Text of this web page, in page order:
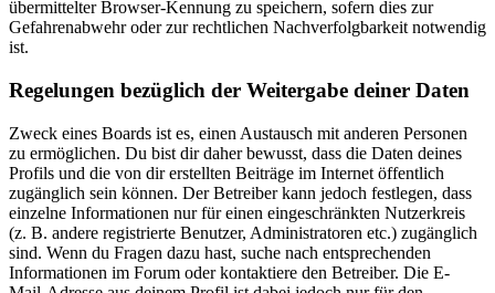
übermittelter Browser-Kennung zu speichern, sofern dies zur
Gefahrenabwehr oder zur rechtlichen Nachverfolgbarkeit notwendig
ist.
Regelungen bezüglich der Weitergabe deiner Daten
Zweck eines Boards ist es, einen Austausch mit anderen Personen
zu ermöglichen. Du bist dir daher bewusst, dass die Daten deines
Profils und die von dir erstellten Beiträge im Internet öffentlich
zugänglich sein können. Der Betreiber kann jedoch festlegen, dass
einzelne Informationen nur für einen eingeschränkten Nutzerkreis
(z. B. andere registrierte Benutzer, Administratoren etc.) zugänglich
sind. Wenn du Fragen dazu hast, suche nach entsprechenden
Informationen im Forum oder kontaktiere den Betreiber. Die E-